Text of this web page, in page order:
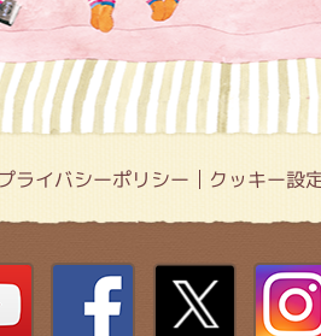
ライバシーポリシー クッキー設